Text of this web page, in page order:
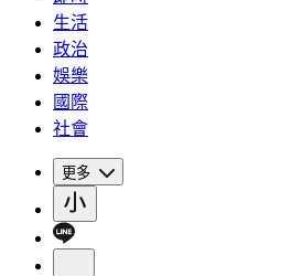
生活
政治
娛樂
國際
社會
更多